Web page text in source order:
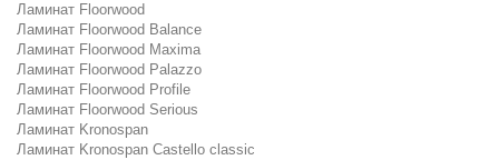
Ламинат Floorwood
Ламинат Floorwood Balance
Ламинат Floorwood Maxima
Ламинат Floorwood Palazzo
Ламинат Floorwood Profile
Ламинат Floorwood Serious
Ламинат Kronospan
Ламинат Kronospan Castello classic